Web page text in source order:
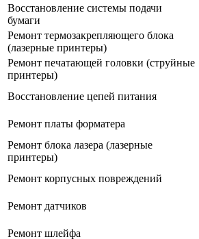
Восстановление системы подачи
бумаги
Ремонт термозакрепляющего блока
(лазерные принтеры)
Ремонт печатающей головки (струйные
принтеры)
Восстановление цепей питания
Ремонт платы форматера
Ремонт блока лазера (лазерные
принтеры)
Ремонт корпусных повреждений
Ремонт датчиков
Ремонт шлейфа